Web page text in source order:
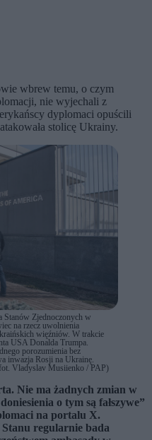
wbrew temu, o czym
nie wyjechali z
dyplomaci opuścili
stolicę Ukrainy.
Stanów Zjednoczonych w
na rzecz uwolnienia
więźniów. W trakcie
USA Donalda Trumpa.
porozumienia bez
inwazja Rosji na Ukrainę.
Vladyslav Musiienko / PAP)
Nie ma żadnych zmian w
o tym są fałszywe”
na portalu X.
regularnie bada